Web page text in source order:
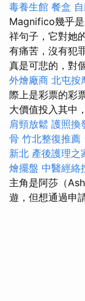
毒養生館 餐盒
Magnifico幾乎
祥句子，它對她
有痛苦，沒有犯
真是可悲的，對
外燴廠商 北屯按
際上是彩票的彩
大價值投入其中
肩頸放鬆 護照換
骨 竹北整復推薦
新北 產後護理之
燴擺盤 中醫經絡
主角是阿莎（
遊，但想通過申